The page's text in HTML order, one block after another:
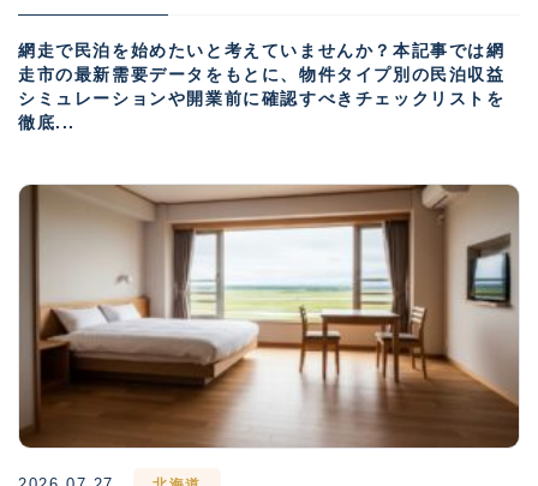
網走で民泊を始めたいと考えていませんか？本記事では網
走市の最新需要データをもとに、物件タイプ別の民泊収益
シミュレーションや開業前に確認すべきチェックリストを
徹底...